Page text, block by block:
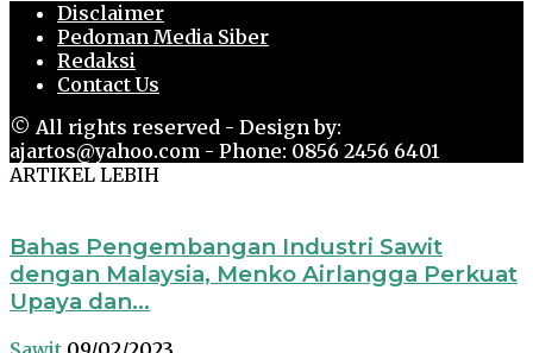
Disclaimer
Pedoman Media Siber
Redaksi
Contact Us
© All rights reserved - Design by:
ajartos@yahoo.com - Phone: 0856 2456 6401
ARTIKEL LEBIH
Bahas Pengembangan Industri Sawit
dengan Malaysia, Menko Airlangga Perkuat
Upaya dan...